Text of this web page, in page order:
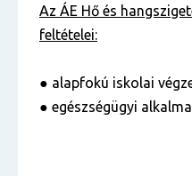
Az ÁE Hő és
feltételei:
● alapfokú iskolai
● egészségügyi